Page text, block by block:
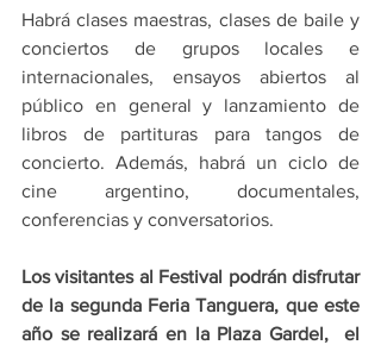
Habrá clases maestras, clases de baile y
conciertos de grupos locales e
internacionales, ensayos abiertos al
público en general y lanzamiento de
libros de partituras para tangos de
concierto. Además, habrá un ciclo de
cine argentino, documentales,
conferencias y conversatorios.
Los visitantes al Festival podrán disfrutar
de la segunda Feria Tanguera, que este
año se realizará en la Plaza Gardel,  el